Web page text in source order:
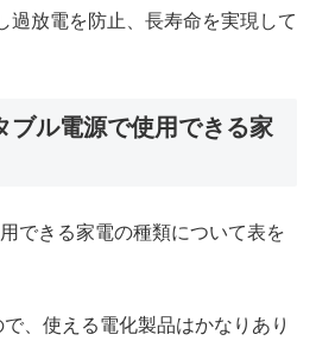
過放電を防止、長寿命を実現して
ブル電源で使用できる家
できる家電の種類について表を
、使える電化製品はかなりあり